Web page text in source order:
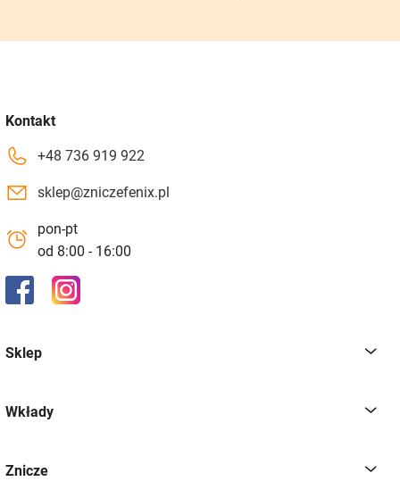
Kontakt
+48 736 919 922
sklep@zniczefenix.pl
pon-pt
od 8:00 - 16:00
Sklep
Wkłady
Znicze